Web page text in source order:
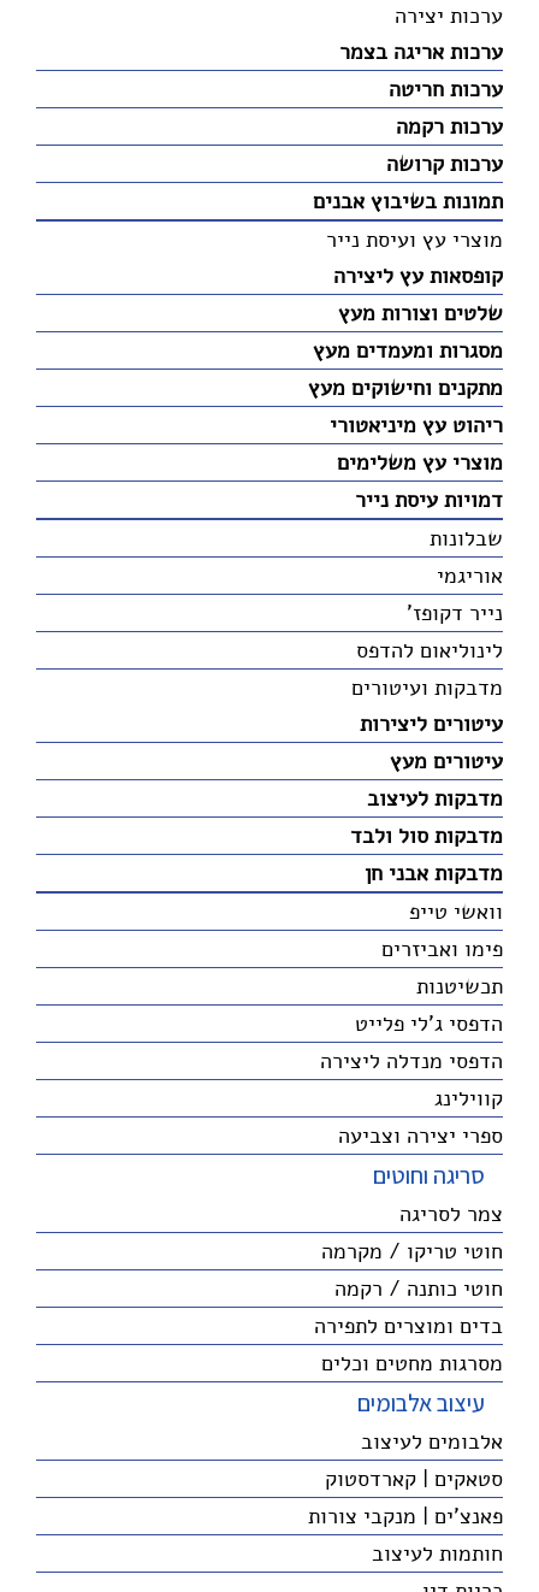
ערכות יצירה
ערכות אריגה בצמר
ערכות חריטה
ערכות רקמה
ערכות קרושה
תמונות בשיבוץ אבנים
מוצרי עץ ועיסת נייר
קופסאות עץ ליצירה
שלטים וצורות מעץ
מסגרות ומעמדים מעץ
מתקנים וחישוקים מעץ
ריהוט עץ מיניאטורי
מוצרי עץ משלימים
דמויות עיסת נייר
שבלונות
אוריגמי
נייר דקופז'
לינוליאום להדפס
מדבקות ועיטורים
עיטורים ליצירות
עיטורים מעץ
מדבקות לעיצוב
מדבקות סול ולבד
מדבקות אבני חן
וואשי טייפ
פימו ואביזרים
תכשיטנות
הדפסי ג'לי פלייט
הדפסי מנדלה ליצירה
קווילינג
ספרי יצירה וצביעה
סריגה וחוטים
צמר לסריגה
חוטי טריקו / מקרמה
חוטי כותנה / רקמה
בדים ומוצרים לתפירה
מסרגות מחטים וכלים
עיצוב אלבומים
אלבומים לעיצוב
סטאקים | קארדסטוק
פאנצ'ים | מנקבי צורות
חותמות לעיצוב